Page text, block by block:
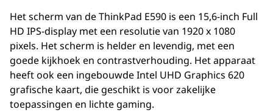
Het scherm van de ThinkPad E590 is een 15,6-inch Full
HD IPS-display met een resolutie van 1920 x 1080
pixels. Het scherm is helder en levendig, met een
goede kijkhoek en contrastverhouding. Het apparaat
heeft ook een ingebouwde Intel UHD Graphics 620
grafische kaart, die geschikt is voor zakelijke
toepassingen en lichte gaming.